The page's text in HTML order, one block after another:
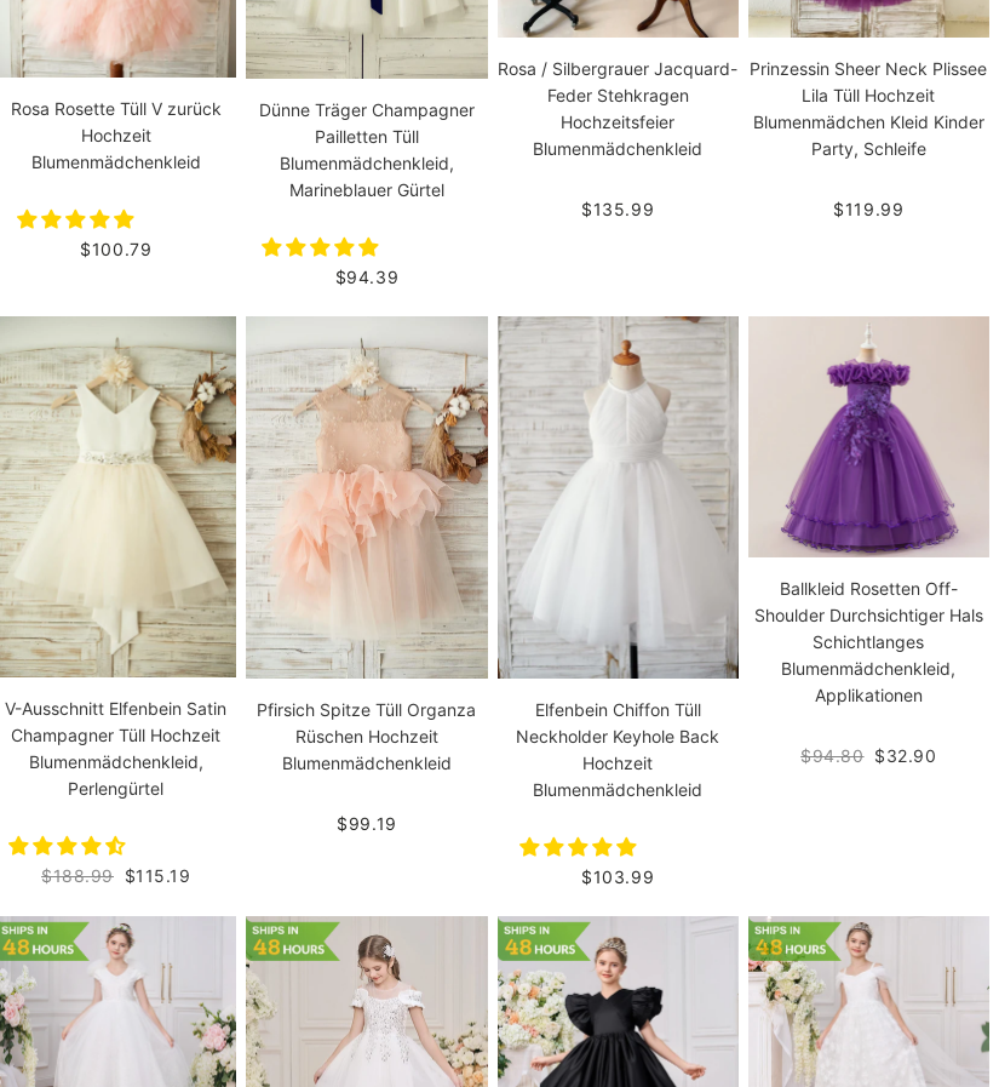
Rosa Rosette Tüll V zurück
Hochzeit
Blumenmädchenkleid
$100.79
Dünne Träger Champagner
Pailletten Tüll
Blumenmädchenkleid,
Marineblauer Gürtel
$94.39
Rosa / Silbergrauer Jacquard-
Feder Stehkragen
Hochzeitsfeier
Blumenmädchenkleid
$135.99
Prinzessin Sheer Neck Plissee
Lila Tüll Hochzeit
Blumenmädchen Kleid Kinder
Party, Schleife
$119.99
V-Ausschnitt Elfenbein Satin
Champagner Tüll Hochzeit
Blumenmädchenkleid,
Perlengürtel
$188.99 $115.19
Pfirsich Spitze Tüll Organza
Rüschen Hochzeit
Blumenmädchenkleid
$99.19
Elfenbein Chiffon Tüll
Neckholder Keyhole Back
Hochzeit
Blumenmädchenkleid
$103.99
Ballkleid Rosetten Off-
Shoulder Durchsichtiger Hals
Schichtlanges
Blumenmädchenkleid,
Applikationen
$94.80 $32.90